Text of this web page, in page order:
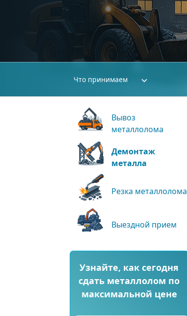
Что принимаем
Вывоз
металлолома
Демонтаж
металла
Резка металлолома
Выездной прием
Узнайте, как сегодня
сдать металлолом по
максимальной цене